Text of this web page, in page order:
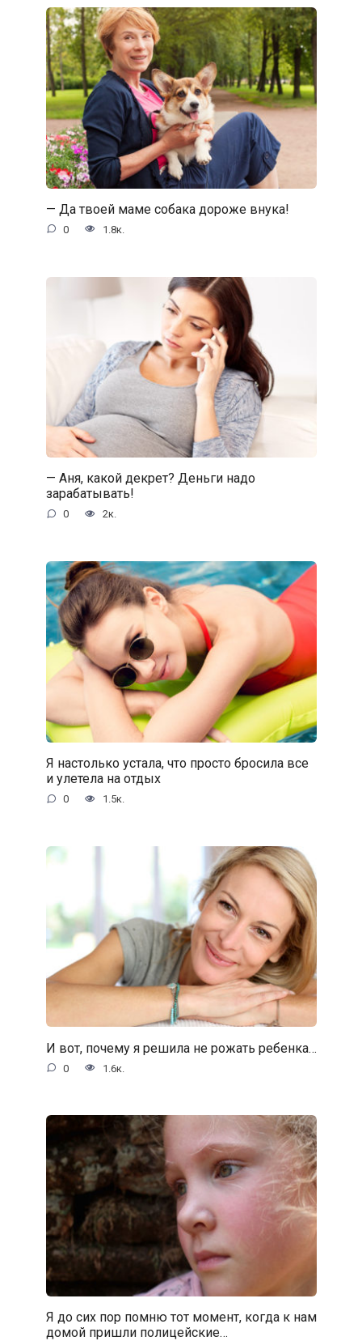
— Да твоей маме собака дороже внука!
0 1.8к.
— Аня, какой декрет? Деньги надо
зарабатывать!
0 2к.
Я настолько устала, что просто бросила все
и улетела на отдых
0 1.5к.
И вот, почему я решила не рожать ребенка…
0 1.6к.
Я до сих пор помню тот момент, когда к нам
домой пришли полицейские…